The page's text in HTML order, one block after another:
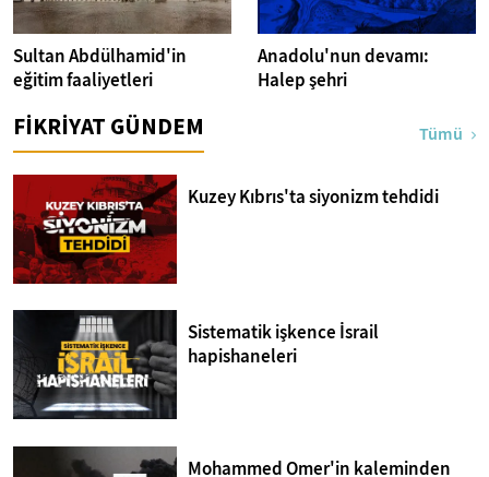
Sultan Abdülhamid'in
eğitim faaliyetleri
Anadolu'nun devamı:
Halep şehri
FİKRİYAT GÜNDEM Tümü
Kuzey Kıbrıs'ta siyonizm tehdidi
Sistematik işkence İsrail
hapishaneleri
Mohammed Omer'in kaleminden